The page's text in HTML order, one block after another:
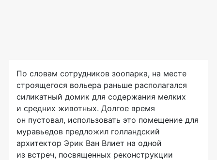
По словам сотрудников зоопарка, на месте
строящегося вольера раньше располагался
силикатный домик для содержания мелких
и средних животных. Долгое время
он пустовал, использовать это помещение для
муравьедов предложил голландский
архитектор Эрик Ван Влиет на одной
из встреч, посвященных реконструкции